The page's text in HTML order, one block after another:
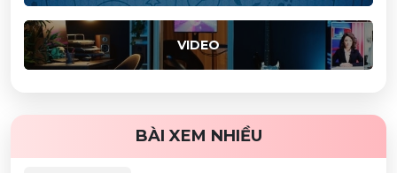
VIDEO
BÀI XEM NHIỀU